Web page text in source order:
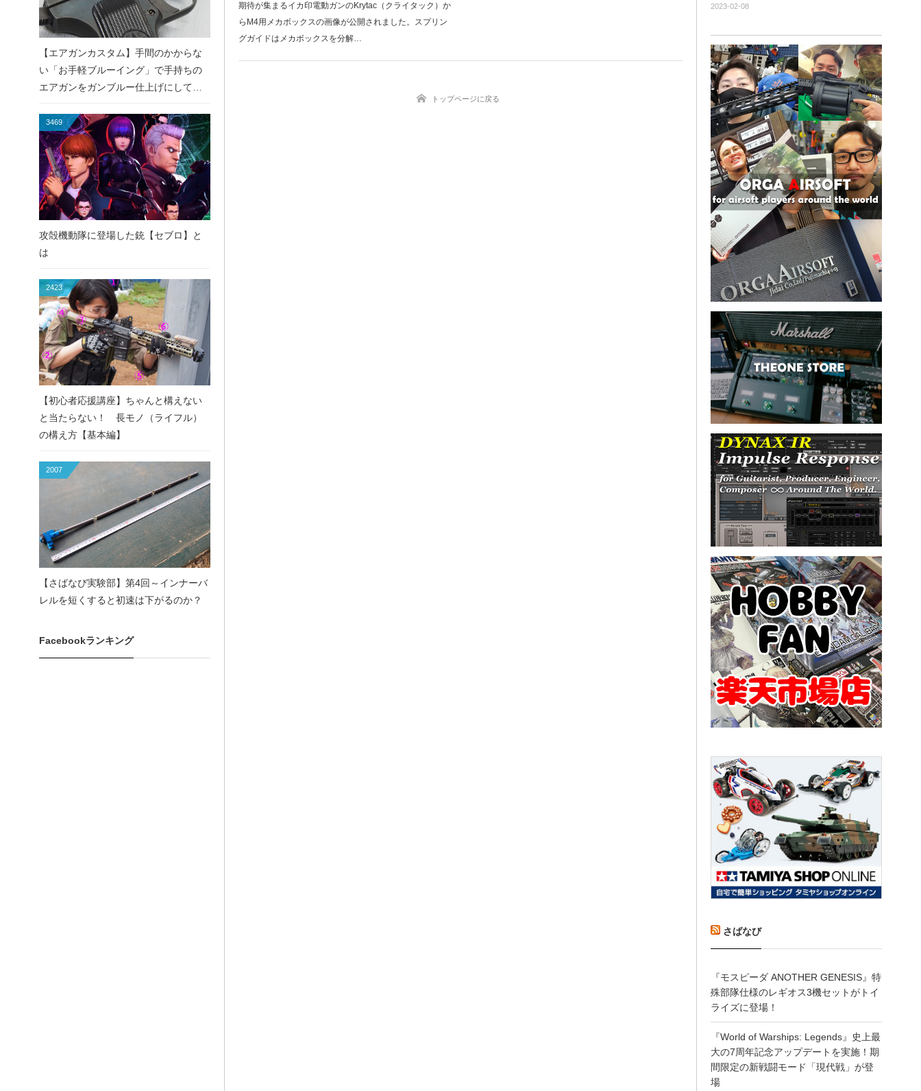
期待が集まるイカ印電動ガンのKrytac（クライタック）か
らM4用メカボックスの画像が公開されました。スプリン
グガイドはメカボックスを分解…
トップページに戻る
【エアガンカスタム】手間のかからな
い「お手軽ブルーイング」で手持ちの
エアガンをガンブルー仕上げにしてみ
3469
攻殻機動隊に登場した銃【セブロ】と
は
2423
【初心者応援講座】ちゃんと構えない
と当たらない！ 長モノ（ライフル）
の構え方【基本編】
2007
【さばなび実験部】第4回～インナーバ
レルを短くすると初速は下がるのか？
Facebookランキング
2023-02-08
さばなび
『モスピーダ ANOTHER GENESIS』特
殊部隊仕様のレギオス3機セットがトイ
ライズに登場！
『World of Warships: Legends』史上最
大の7周年記念アップデートを実施！期
間限定の新戦闘モード「現代戦」が登
場